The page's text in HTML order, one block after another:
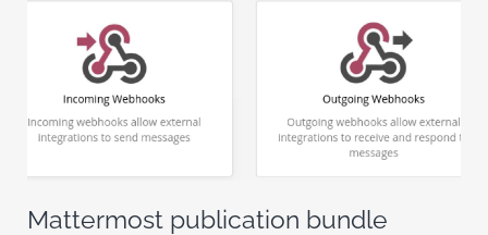
Mattermost publication bundle